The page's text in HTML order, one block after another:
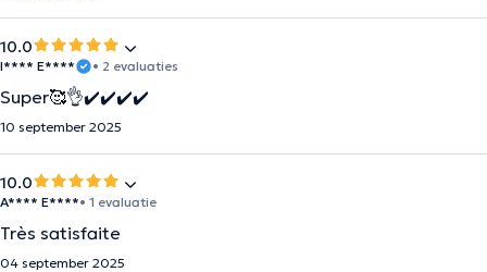
10.0
I**** E**** • 2 evaluaties
Super🥰👌✔️✔️✔️✔️
10 september 2025
10.0
A**** E****• 1 evaluatie
Très satisfaite
04 september 2025